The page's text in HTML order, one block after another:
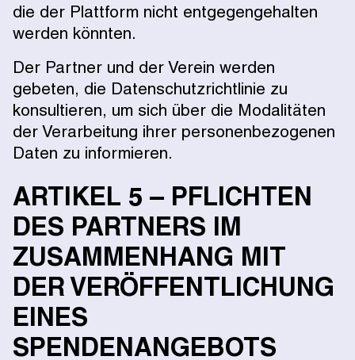
die der Plattform nicht entgegengehalten
werden könnten.
Der Partner und der Verein werden
gebeten, die Datenschutzrichtlinie zu
konsultieren, um sich über die Modalitäten
der Verarbeitung ihrer personenbezogenen
Daten zu informieren.
ARTIKEL 5 – PFLICHTEN
DES PARTNERS IM
ZUSAMMENHANG MIT
DER VERÖFFENTLICHUNG
EINES
SPENDENANGEBOTS